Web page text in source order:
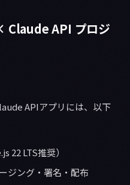
API プロジ
APIアプリには、以下
22 LTS推奨）
ジング・署名・配布